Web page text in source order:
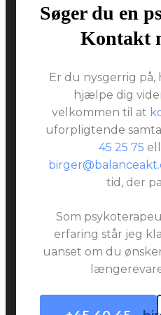
Søger du en
Kontakt
Er du nysgerrig
hjælpe dig
velkommen til at
uforpligtende
45 25 75
tid, der
Som
erfaring står jeg
uanset om du